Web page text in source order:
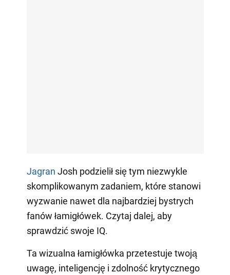
Jagran Josh podzielił się tym niezwykle
skomplikowanym zadaniem, które stanowi
wyzwanie nawet dla najbardziej bystrych
fanów łamigłówek. Czytaj dalej, aby
sprawdzić swoje IQ.
Ta wizualna łamigłówka przetestuje twoją
uwagę, inteligencję i zdolność krytycznego